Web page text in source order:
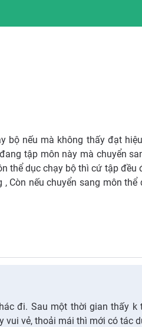
bộ nếu mà không thấy đạt
tập môn này mà chuyển
thể dục chạy bộ thì cứ tập đều
Còn nếu chuyển sang môn
đi. Sau một thời gian thấy k
vui vẻ, thoải mái thì mới có tác